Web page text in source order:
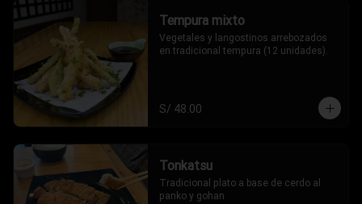
Tempura mixto
Vegetales y langostinos arrebozados
en tradicional tempura (12 unidades).
S/ 48.00
Tonkatsu
Tradicional plato a base de cerdo al
panko y gohan